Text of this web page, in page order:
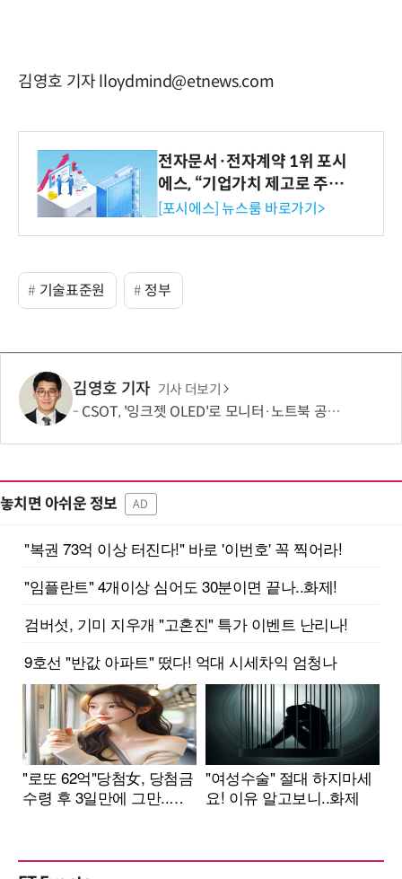
김영호 기자 lloydmind@etnews.com
전자문서·전자계약 1위 포시
에스, “기업가치 제고로 주주
환원 강화” 계획 공시
[포시에스] 뉴스룸 바로가기>
기술표준원 정부
김영호 기자 기사 더보기
CSOT, '잉크젯 OLED'로 모니터·노트북 공략 본격화…MSI 모니터 공개
놓치면 아쉬운 정보 AD